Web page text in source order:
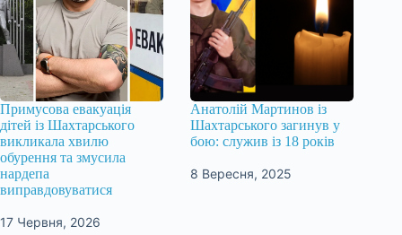
Примусова евакуація
дітей із Шахтарського
викликала хвилю
обурення та змусила
нардепа
виправдовуватися
17 Червня, 2026
Анатолій Мартинов із
Шахтарського загинув у
бою: служив із 18 років
8 Вересня, 2025